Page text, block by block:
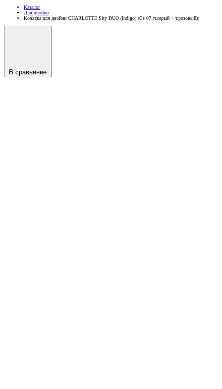
Каталог
Для двойни
Коляска для двойни CHARLOTTE Sity DUO (Indigo) (Cs 07 (т.серый + т.розовый))
В сравнение